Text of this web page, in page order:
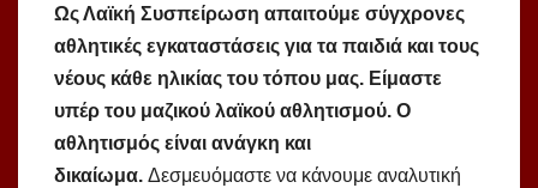
Ως Λαϊκή Συσπείρωση απαιτούμε σύγχρονες
αθλητικές εγκαταστάσεις για τα παιδιά και τους
νέους κάθε ηλικίας του τόπου μας. Είμαστε
υπέρ του μαζικού λαϊκού αθλητισμού. Ο
αθλητισμός είναι ανάγκη και
δικαίωμα. Δεσμευόμαστε να κάνουμε αναλυτική